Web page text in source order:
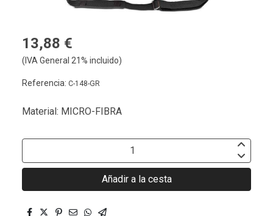
13,88 €
(IVA General 21% incluido)
Referencia: C-148-GR
Material: MICRO-FIBRA
Añadir a la cesta